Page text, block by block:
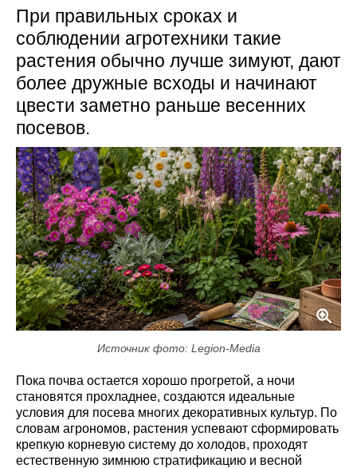
При правильных сроках и
соблюдении агротехники такие
растения обычно лучше зимуют, дают
более дружные всходы и начинают
цвести заметно раньше весенних
посевов.
Источник фото: Legion-Media
Пока почва остается хорошо прогретой, а ночи
становятся прохладнее, создаются идеальные
условия для посева многих декоративных культур. По
словам агрономов, растения успевают сформировать
крепкую корневую систему до холодов, проходят
естественную зимнюю стратификацию и весной